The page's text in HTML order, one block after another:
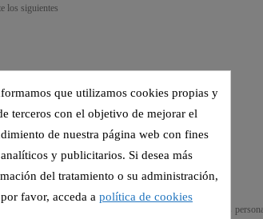
los siguientes
con usted lo antes.
sobre cómo nuestra empresa, estamos tratando sus datos
que utilizamos cookies propias y
terceros con el objetivo de mejorar el
de nuestra página web con fines
analíticos y publicitarios. Si desea más
del tratamiento o su administración,
por favor, acceda a política de cookies